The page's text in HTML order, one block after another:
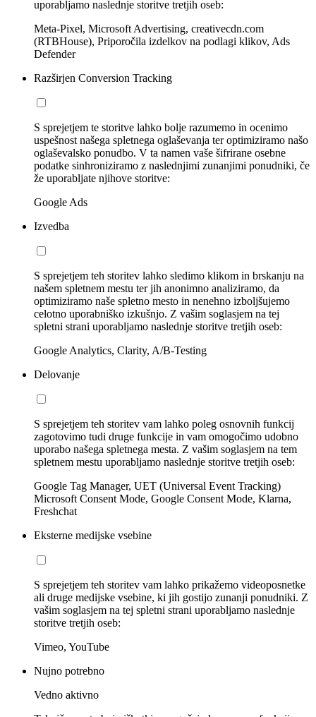
uporabljamo naslednje storitve tretjih oseb:
Meta-Pixel, Microsoft Advertising, creativecdn.com
(RTBHouse), Priporočila izdelkov na podlagi klikov, Ads
Defender
Razširjen Conversion Tracking
S sprejetjem te storitve lahko bolje razumemo in ocenimo
uspešnost našega spletnega oglaševanja ter optimiziramo našo
oglaševalsko ponudbo. V ta namen vaše šifrirane osebne
podatke sinhroniziramo z naslednjimi zunanjimi ponudniki, če
že uporabljate njihove storitve:
Google Ads
Izvedba
S sprejetjem teh storitev lahko sledimo klikom in brskanju na
našem spletnem mestu ter jih anonimno analiziramo, da
optimiziramo naše spletno mesto in nenehno izboljšujemo
celotno uporabniško izkušnjo. Z vašim soglasjem na tej
spletni strani uporabljamo naslednje storitve tretjih oseb:
Google Analytics, Clarity, A/B-Testing
Delovanje
S sprejetjem teh storitev vam lahko poleg osnovnih funkcij
zagotovimo tudi druge funkcije in vam omogočimo udobno
uporabo našega spletnega mesta. Z vašim soglasjem na tem
spletnem mestu uporabljamo naslednje storitve tretjih oseb:
Google Tag Manager, UET (Universal Event Tracking)
Microsoft Consent Mode, Google Consent Mode, Klarna,
Freshchat
Eksterne medijske vsebine
S sprejetjem teh storitev vam lahko prikažemo videoposnetke
ali druge medijske vsebine, ki jih gostijo zunanji ponudniki. Z
vašim soglasjem na tej spletni strani uporabljamo naslednje
storitve tretjih oseb:
Vimeo, YouTube
Nujno potrebno
Vedno aktivno